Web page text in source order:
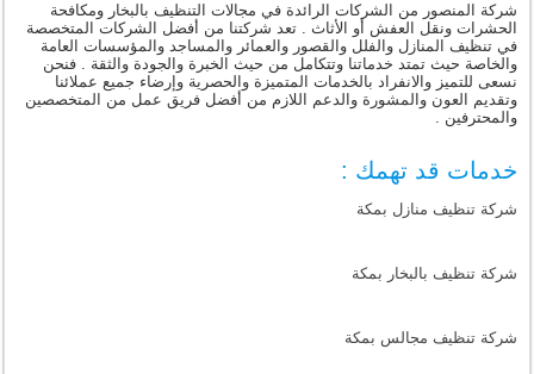
شركة المنصور من الشركات الرائدة في مجالات التنظيف بالبخار ومكافحة
الحشرات ونقل العفش أو الأثاث . تعد شركتنا من أفضل الشركات المتخصصة
في تنظيف المنازل والفلل والقصور والعمائر والمساجد والمؤسسات العامة
والخاصة حيث تمتد خدماتنا وتتكامل من حيث الخبرة والجودة والثقة . فنحن
نسعى للتميز والانفراد بالخدمات المتميزة والحصرية وإرضاء جميع عملائنا
وتقديم العون والمشورة والدعم اللازم من أفضل فريق عمل من المتخصصين
والمحترفين .
خدمات قد تهمك :
شركة تنظيف منازل بمكة
شركة تنظيف بالبخار بمكة
شركة تنظيف مجالس بمكة